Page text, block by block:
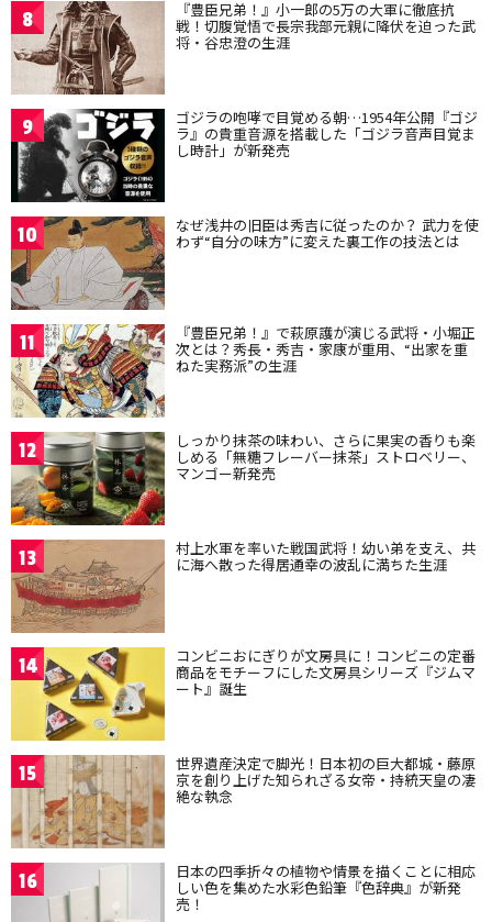
8 『豊臣兄弟！』小一郎の5万の大軍に徹底抗
戦！切腹覚悟で長宗我部元親に降伏を迫った武
将・谷忠澄の生涯
9 ゴジラの咆哮で目覚める朝…1954年公開『ゴジ
ラ』の貴重音源を搭載した「ゴジラ音声目覚ま
し時計」が新発売
10 なぜ浅井の旧臣は秀吉に従ったのか？ 武力を使
わず“自分の味方”に変えた裏工作の技法とは
11 『豊臣兄弟！』で萩原護が演じる武将・小堀正
次とは？秀長・秀吉・家康が重用、“出家を重
ねた実務派”の生涯
12 しっかり抹茶の味わい、さらに果実の香りも楽
しめる「無糖フレーバー抹茶」ストロベリー、
マンゴー新発売
13 村上水軍を率いた戦国武将！幼い弟を支え、共
に海へ散った得居通幸の波乱に満ちた生涯
14 コンビニおにぎりが文房具に！コンビニの定番
商品をモチーフにした文房具シリーズ『ジムマ
ート』誕生
15 世界遺産決定で脚光！日本初の巨大都城・藤原
京を創り上げた知られざる女帝・持統天皇の凄
絶な執念
16 日本の四季折々の植物や情景を描くことに相応
しい色を集めた水彩色鉛筆『色辞典』が新発
売！